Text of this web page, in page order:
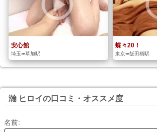
安心館
埼玉➠草加駅
蝶々20！
東京➠飯田橋駅
瀚 ヒロイの口コミ・オススメ度
名前: